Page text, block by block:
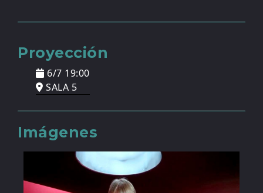
Proyección
6/7 19:00
SALA 5
Imágenes